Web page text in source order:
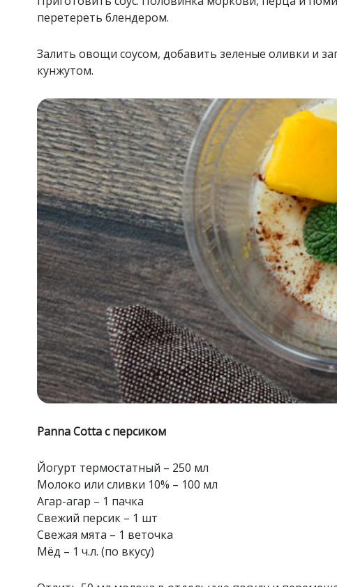
перетереть блендером.
Залить овощи соусом, добавить зеленые оливки и
кунжутом.
Panna Cotta с персиком
Йогурт термостатный – 250 мл
Молоко или сливки 10% – 100 мл
Агар-агар – 1 пачка
Свежий персик – 1 шт
Свежая мята – 1 веточка
Мёд – 1 ч.л. (по вкусу)